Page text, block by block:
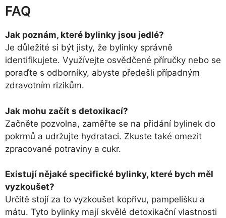
FAQ
Jak poznám, které bylinky jsou jedlé?
Je důležité si být jisty, že bylinky správně
identifikujete. Využívejte osvědčené příručky nebo se
poraďte s odborníky, abyste předešli případným
zdravotním rizikům.
Jak mohu začít s detoxikací?
Začněte pozvolna, zaměřte se na přidání bylinek do
pokrmů a udržujte hydrataci. Zkuste také omezit
zpracované potraviny a cukr.
Existují nějaké specifické bylinky, které bych měl
vyzkoušet?
Určitě stojí za to vyzkoušet kopřivu, pampelišku a
mátu. Tyto bylinky mají skvělé detoxikační vlastnosti